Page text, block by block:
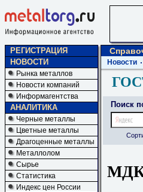
РЕГИСТРАЦИЯ
НОВОСТИ
Рынка металлов
Новости компаний
Информагентства
АНАЛИТИКА
Черные металлы
Цветные металлы
Драгоценные металлы
Металлолом
Сырье
Статистика
Индекс цен России
Новости
Поиск
МДК